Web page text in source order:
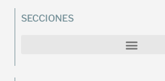
SECCIONES